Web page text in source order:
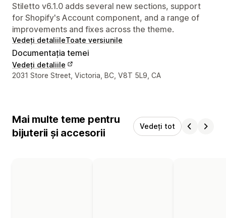
Stiletto v6.1.0 adds several new sections, support
for Shopify's Account component, and a range of
improvements and fixes across the theme.
Vedeți detaliileToate versiunile
Documentația temei
Vedeți detaliile
Detaliile de contact ale designerului
2031 Store Street, Victoria, BC, V8T 5L9, CA
Mai multe teme pentru
bijuterii și accesorii
Vedeți tot